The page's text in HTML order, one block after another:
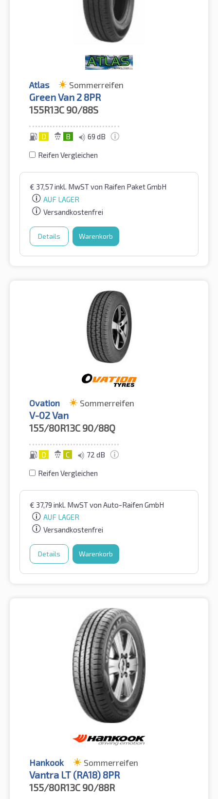
Atlas Sommerreifen
Green Van 2 8PR
155R13C 90/88S
D B 69 dB
Reifen Vergleichen
€ 37,57inkl. MwSTvon Raifen Paket GmbH
AUF LAGER
Versandkostenfrei
Details Warenkorb
Ovation Sommerreifen
V-02 Van
155/80R13C 90/88Q
D C 72 dB
Reifen Vergleichen
€ 37,79 inkl. MwSTvon Auto-Raifen GmbH
AUF LAGER
Versandkostenfrei
Details Warenkorb
Hankook Sommerreifen
Vantra LT (RA18) 8PR
155/80R13C 90/88R